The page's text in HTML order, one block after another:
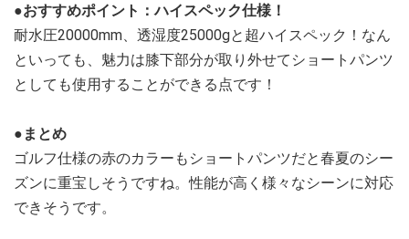
●おすすめポイント：ハイスペック仕様！
耐水圧20000mm、透湿度25000gと超ハイスペック！なん
といっても、魅力は膝下部分が取り外せてショートパンツ
としても使用することができる点です！
●まとめ
ゴルフ仕様の赤のカラーもショートパンツだと春夏のシー
ズンに重宝しそうですね。性能が高く様々なシーンに対応
できそうです。